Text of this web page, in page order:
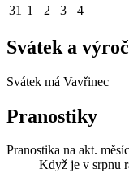
31 1 2 3 4
Svátek a
Svátek má Vavřinec
Pranostiky
Pranostika na akt. měsíc
Když je v srpnu